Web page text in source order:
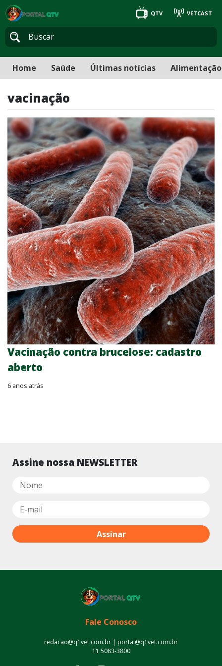
QTV VETCAST
Home Saúde Últimas notícias Alimentação
vacinação
Vacinação contra brucelose: cadastro
aberto
6 anos atrás
Assine nossa NEWSLETTER
Fale Conosco
redacao@q1vet.com.br | portal@q1vet.com.br
11 5083-3800